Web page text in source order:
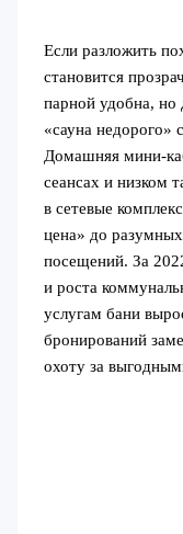
Если разложить
становится
парной удобна, но
«сауна недорого»
Домашняя мини-
сеансах и низком
в сетевые
цена» до
посещений. За
и роста
услугам бани
бронирований
охоту за